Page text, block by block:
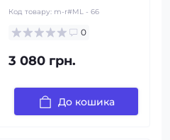
Код товару: m-r#ML - 66
0
3 080 грн.
До кошика